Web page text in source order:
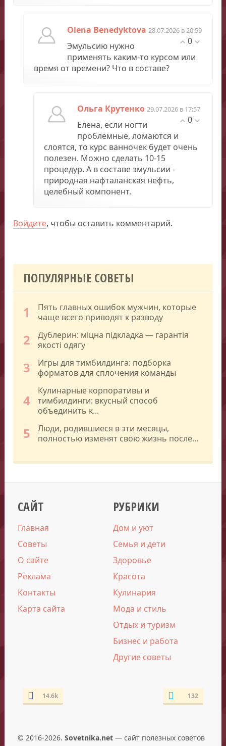
Olena Benedyktova 28.07.2026 в 20:59
0
Эмульсию нужно
применять каким-то курсом или
время от времени? Что в составе?
Ольга Крутенко 29.07.2026 в 17:57
0
Елена, если ногти
проблемные, ломаются и
слоятся, то курс ванночек будет очень
полезен. Можно сделать 10-15
процедур. А в составе эмульсии -
природная нафталанская нефть,
целебный компонент.
Войдите, чтобы оставить комментарий.
ПОПУЛЯРНЫЕ СОВЕТЫ
1
Пять главных ошибок мужчин, которые
чаще всего приводят к разводу
2
Дублерин: міцна підкладка — гарантія
якості одягу
3
Игры для тимбилдинга: подборка
форматов для сплочения команды
4
Кулинарные корпоративы и
тимбилдинги: вкусный способ
объединить к...
5
Люди, родившиеся в эти месяцы,
полностью изменят свою жизнь после...
САЙТ
Главная
Советы
О сайте
Реклама
Контакты
Карта сайта
РУБРИКИ
Дом и уют
Семья и дети
Здоровье
Красота
Кулинария
Мода и стиль
Отдых и туризм
Бизнес и работа
Другие советы
14.6k 132
© 2016-2026. Sovetnika.net— сайт полезных советов